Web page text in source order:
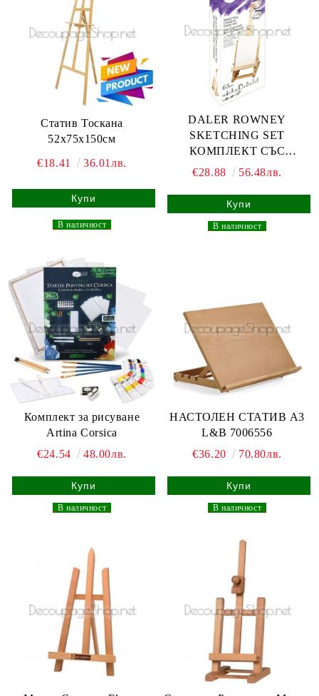
Статив Тоскана
52x75x150см
€18.41 36.01лв.
В наличност
DALER ROWNEY
SKETCHING SET
КОМПЛЕКТ СЪС
СТАТИВ 63 ЧАСТИ
€28.88 56.48лв.
В наличност
Комплект за рисуване
Artina Corsica
€24.54
48.00лв.
В наличност
НАСТОЛЕН СТАТИВ А3
L&B 7006556
€36.20
70.80лв.
В наличност